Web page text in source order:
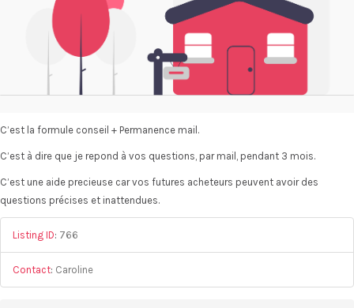
C’est la formule conseil + Permanence mail.
C’est à dire que je repond à vos questions, par mail, pendant 3 mois.
C’est une aide precieuse car vos futures acheteurs peuvent avoir des
questions précises et inattendues.
Listing ID: 766
Contact: Caroline